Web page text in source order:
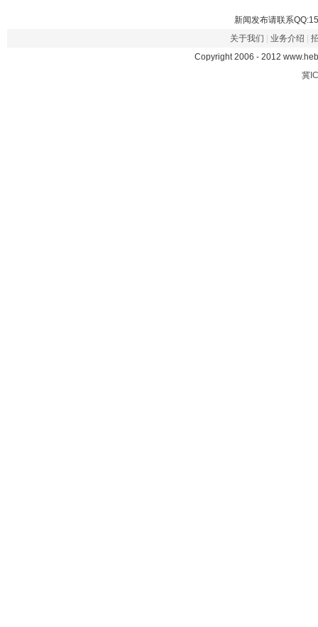
新闻发布请联系
关于我们
业务介绍
Copyright 2006 - 2012
冀